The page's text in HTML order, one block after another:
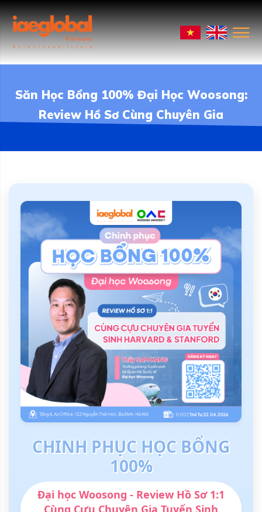
Săn Học Bổng 100% Đại Học Woosong:
Review Hồ Sơ Cùng Chuyên Gia
CHINH PHỤC HỌC BỔNG
100%
Đại học Woosong - Review Hồ Sơ 1:1